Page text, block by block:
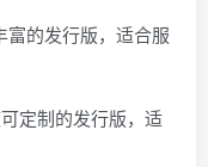
富的发行版，适合服
定制的发行版，适